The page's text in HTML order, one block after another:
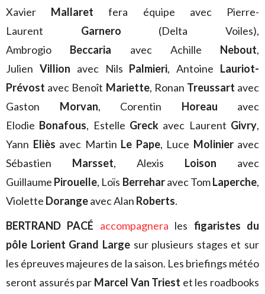
Xavier Mallaret fera équipe avec Pierre-
Laurent Garnero (Delta Voiles),
Ambrogio Beccaria avec Achille Nebout,
Julien Villion avec Nils Palmieri, Antoine Lauriot-
Prévost avec Benoît Mariette, Ronan Treussart avec
Gaston Morvan, Corentin Horeau avec
Elodie Bonafous, Estelle Greck avec Laurent Givry,
Yann Eliès avec Martin Le Pape, Luce Molinieravec
Sébastien Marsset, Alexis Loison avec
Guillaume Pirouelle, Loïs Berreharavec TomLaperche,
Violette Dorangeavec Alan Roberts.
BERTRAND PACÉ accompagnera les figaristes du
pôle Lorient Grand Largesur plusieurs stages et sur
les épreuves majeures de la saison. Les briefings météo
seront assurés par Marcel Van Triest et les roadbooks